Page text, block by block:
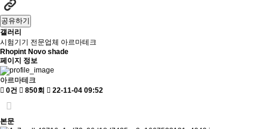
공유하기
갤러리
시험기기 전문업체 아르마테크
Rhopint Novo shade
페이지 정보
아르마테크
0건
850회 22-11-04 09:52
본문